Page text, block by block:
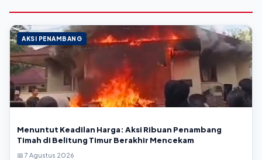
AKSI PENAMBANG
Menuntut Keadilan Harga: Aksi Ribuan Penambang
Timah di Belitung Timur Berakhir Mencekam
📅 7 Agustus 2026